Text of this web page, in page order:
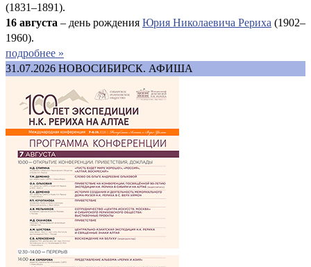
(1831–1891).
16 августа – день рождения Юрия Николаевича Рериха (1902–
1960).
подробнее »
31.07.2026 НОВОСИБИРСК. АФИША